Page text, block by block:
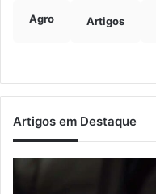
Agro Artigos
Artigos em Destaque